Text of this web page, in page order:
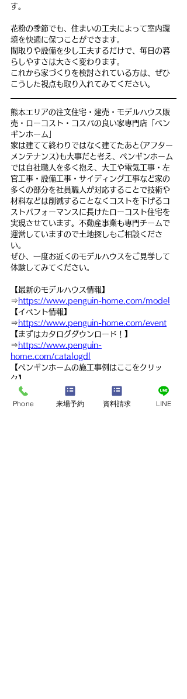
す。
花粉の季節でも、住まいの工夫によって室内環
境を快適に保つことができます。
間取りや設備を少し工夫するだけで、毎日の暮
らしやすさは大きく変わります。
これから家づくりを検討されている方は、ぜひ
こうした視点も取り入れてみてください。
熊本エリアの注文住宅・建売・モデルハウス販
売・ローコスト・コスパの良い家専門店「ペン
ギンホーム」
家は建てて終わりではなく建てたあと(アフター
メンテナンス)も大事だと考え、ペンギンホーム
では自社職人を多く抱え、大工や電気工事・左
官工事・設備工事・サイディング工事など家の
多くの部分を社員職人が対応することで技術や
材料などは削減することなくコストを下げるコ
ストパフォーマンスに長けたローコスト住宅を
実現させています。不動産事業も専門チームで
運営していますので土地探しもご相談くださ
い。
ぜひ、一度お近くのモデルハウスをご見学して
体験してみてください。
【最新のモデルハウス情報】
⇒ https://www.penguin-home.com/model
【イベント情報】
⇒ https://www.penguin-home.com/event
【まずはカタログダウンロード！】
⇒ https://www.penguin-
home.com/catalogdl
【ペンギンホームの施工事例はここをクリッ
ク】
https://www.penguin-home.com/works
Phone 来場予約 資料請求 LINE